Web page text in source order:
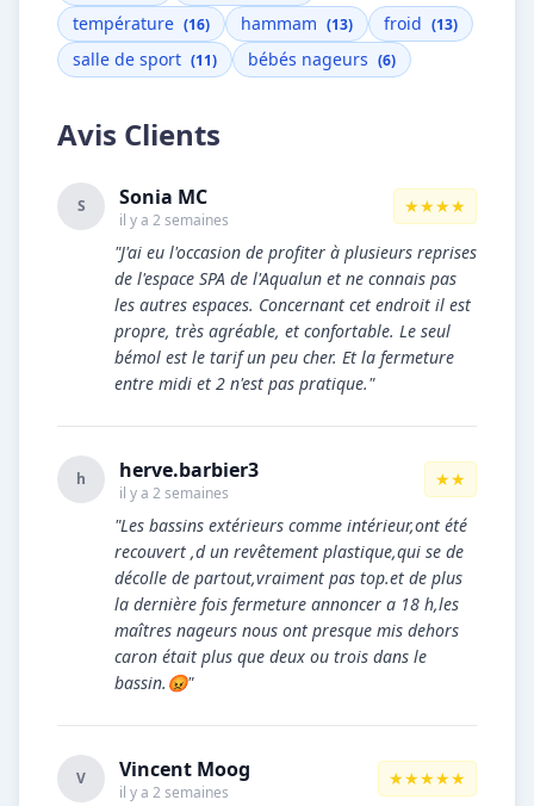
température (16) hammam (13) froid (13)
salle de sport (11) bébés nageurs (6)
Avis Clients
S Sonia MC
il y a 2 semaines
★★★★
"J'ai eu l'occasion de profiter à plusieurs reprises
de l'espace SPA de l'Aqualun et ne connais pas
les autres espaces. Concernant cet endroit il est
propre, très agréable, et confortable. Le seul
bémol est le tarif un peu cher. Et la fermeture
entre midi et 2 n'est pas pratique."
h herve.barbier3
il y a 2 semaines
★★
"Les bassins extérieurs comme intérieur,ont été
recouvert ,d un revêtement plastique,qui se de
décolle de partout,vraiment pas top.et de plus
la dernière fois fermeture annoncer a 18 h,les
maîtres nageurs nous ont presque mis dehors
caron était plus que deux ou trois dans le
bassin.😡"
V Vincent Moog
il y a 2 semaines
★★★★★